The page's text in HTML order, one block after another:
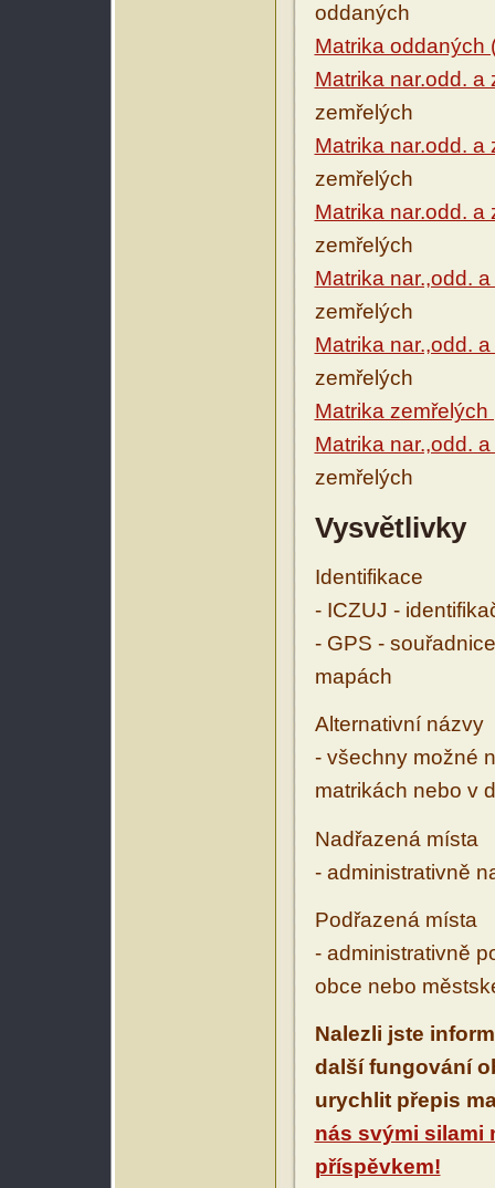
oddaných
Matrika oddaných
Matrika nar.odd. a
zemřelých
Matrika nar.odd. a
zemřelých
Matrika nar.odd. a
zemřelých
Matrika nar.,odd.
zemřelých
Matrika nar.,odd.
zemřelých
Matrika
Matrika nar.,odd.
zemřelých
Vysvětlivky
Identifikace
- ICZUJ -
- GPS -
mapách
Alternativní názvy
- všechny možné
matrikách nebo v
Nadřazená místa
- administrativně
Podřazená místa
- administrativně
obce nebo
Nalezli jste
další fungování
urychlit přepis
nás svými silami
příspěvkem!